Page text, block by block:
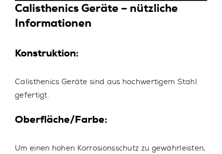
Calisthenics Geräte – nützliche
Informationen
Konstruktion:
Calisthenics Geräte sind aus hochwertigem Stahl
gefertigt.
Oberfläche/Farbe:
Um einen hohen Korrosionsschutz zu gewährleisten,